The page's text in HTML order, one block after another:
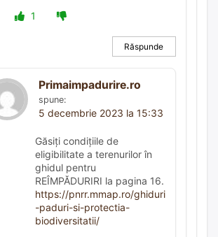
1
Răspunde
Primaimpadurire.ro
spune:
5 decembrie 2023 la 15:33
Găsiți condițiile de
eligibilitate a terenurilor în
ghidul pentru
REÎMPĂDURIRI la pagina 16.
https://pnrr.mmap.ro/ghiduri
-paduri-si-protectia-
biodiversitatii/